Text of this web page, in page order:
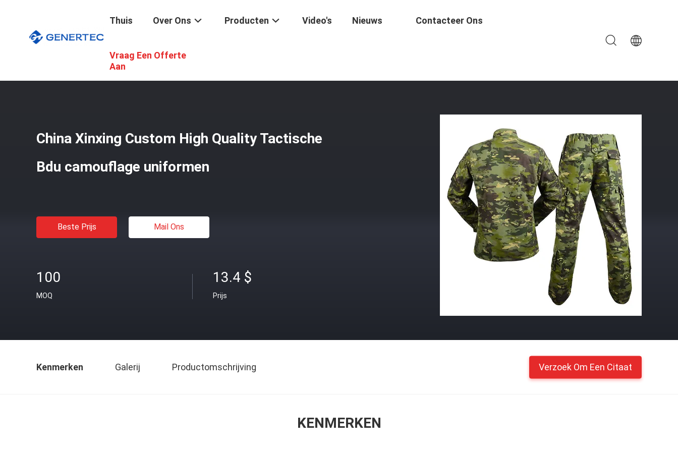
Thuis Over Ons Producten Video's Nieuws Contacteer Ons
Vraag Een Offerte
Aan
Kogelvrij Materiaal / China Xinxing Custom High Quality Tactische Bdu Camouflage Uniformen
China Xinxing Custom High Quality Tactische
Bdu camouflage uniformen
Beste Prijs Mail Ons
100
MOQ
13.4 $
Prijs
Kenmerken Galerij Productomschrijving Verzoek Om Een Citaat
KENMERKEN